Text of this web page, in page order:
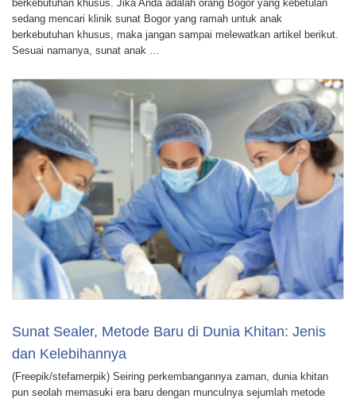
berkebutuhan khusus. Jika Anda adalah orang Bogor yang kebetulan
sedang mencari klinik sunat Bogor yang ramah untuk anak
berkebutuhan khusus, maka jangan sampai melewatkan artikel berikut.
Sesuai namanya, sunat anak …
Sunat Sealer, Metode Baru di Dunia Khitan: Jenis
dan Kelebihannya
(Freepik/stefamerpik) Seiring perkembangannya zaman, dunia khitan
pun seolah memasuki era baru dengan munculnya sejumlah metode